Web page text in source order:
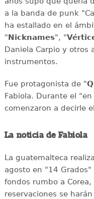
a la banda de punk
ha estallado en el
"Nicknames", "
Daniela Carpio y otros
instrumentos.
Fue protagonista de "
Fabiola. Durante el
comenzaron a decirle
La noticia de Fabiola
La guatemalteca
agosto en "14
fondos rumbo a
reservaciones se